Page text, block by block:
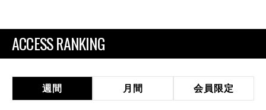
ACCESS RANKING
週間 月間 会員限定